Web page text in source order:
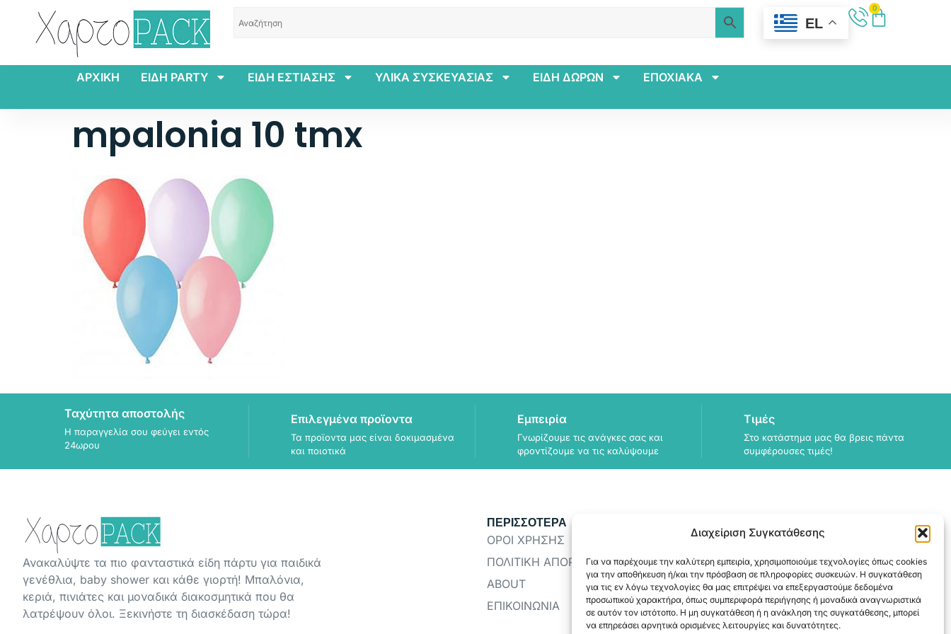
Διαχείριση Συγκατάθεσης
Για να παρέχουμε την καλύτερη εμπειρία, χρησιμοποιούμε τεχνολογίες όπως cookies
για την αποθήκευση ή/και την πρόσβαση σε πληροφορίες συσκευών. Η συγκατάθεση
για τις εν λόγω τεχνολογίες θα μας επιτρέψει να επεξεργαστούμε δεδομένα
προσωπικού χαρακτήρα, όπως συμπεριφορά περιήγησης ή μοναδικά αναγνωριστικά
σε αυτόν τον ιστότοπο. Η μη συγκατάθεση ή η ανάκληση της συγκατάθεσης, μπορεί
να επηρεάσει αρνητικά ορισμένες λειτουργίες και δυνατότητες.
EL
0
ΑΡΧΙΚΗ ΕΙΔΗ PARTY ΕΙΔΗ ΕΣΤΙΑΣΗΣ ΥΛΙΚΑ ΣΥΣΚΕΥΑΣΙΑΣ ΕΙΔΗ ΔΩΡΩΝ ΕΠΟΧΙΑΚΑ
mpalonia 10 tmx
Ταχύτητα αποστολής
Η παραγγελία σου φεύγει εντός
24ωρου
Επιλεγμένα προϊοντα
Τα προϊοντα μας είναι δοκιμασμένα
και ποιοτικά
Εμπειρία
Γνωρίζουμε τις ανάγκες σας και
φροντίζουμε να τις καλύψουμε
Τιμές
Στο κατάστημα μας θα βρεις πάντα
συμφέρουσες τιμές!
Ανακαλύψτε τα πιο φανταστικά είδη πάρτυ για παιδικά
γενέθλια, baby shower και κάθε γιορτή! Μπαλόνια,
κεριά, πινιάτες και μοναδικά διακοσμητικά που θα
λατρέψουν όλοι. Ξεκινήστε τη διασκέδαση τώρα!
ΠΕΡΙΣΣΟΤΕΡΑ
ΟΡΟΙ ΧΡΗΣΗΣ
ΠΟΛΙΤΙΚΗ ΑΠΟΡΡΗΤΟΥ
ABOUT
ΕΠΙΚΟΙΝΩΝΙΑ
ΑΠΟΣΤΟΛΗ
ΕΞΟΦΛΗΣΗ